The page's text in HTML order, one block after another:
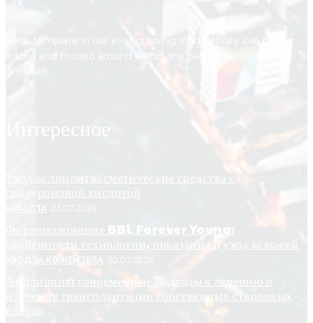
Each template in our ever growing studio library can be
added and moved around within any page effortlessly with
Интересное
Уход за лицом: косметические средства с
гиалуроновой кислотой
КРАСОТА
Фотоомоложение BBL Forever Young:
особенности технологии, показания и уход за кожей
УХОД ЗА КОЖЕЙ ТЕЛА
Амблиопия: современные подходы к лечению и
изучение трансплантации собственных стволовых
клеток